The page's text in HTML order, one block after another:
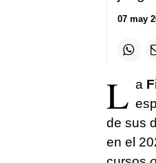
07 may
L a
de sus
en el